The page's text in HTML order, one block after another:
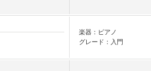
楽器：ピアノ
グレード：入門